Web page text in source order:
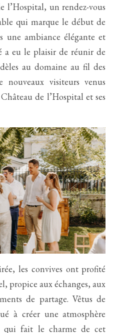
l’Hospital, un rendez-vous
qui marque le début de
une ambiance élégante et
a eu le plaisir de réunir de
au domaine au fil des
nouveaux visiteurs venus
de l’Hospital et ses
les convives ont profité
propice aux échanges, aux
de partage. Vêtus de
à créer une atmosphère
qui fait le charme de cet